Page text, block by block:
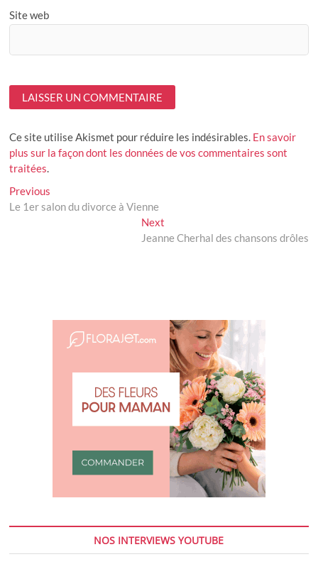
Site web
Ce site utilise Akismet pour réduire les indésirables. En savoir
plus sur la façon dont les données de vos commentaires sont
traitées.
Navigation
de
Previous
post:
Le 1er salon du divorce à Vienne
NextNext
post:
Jeanne Cherhal des chansons drôles
NOS INTERVIEWS YOUTUBE